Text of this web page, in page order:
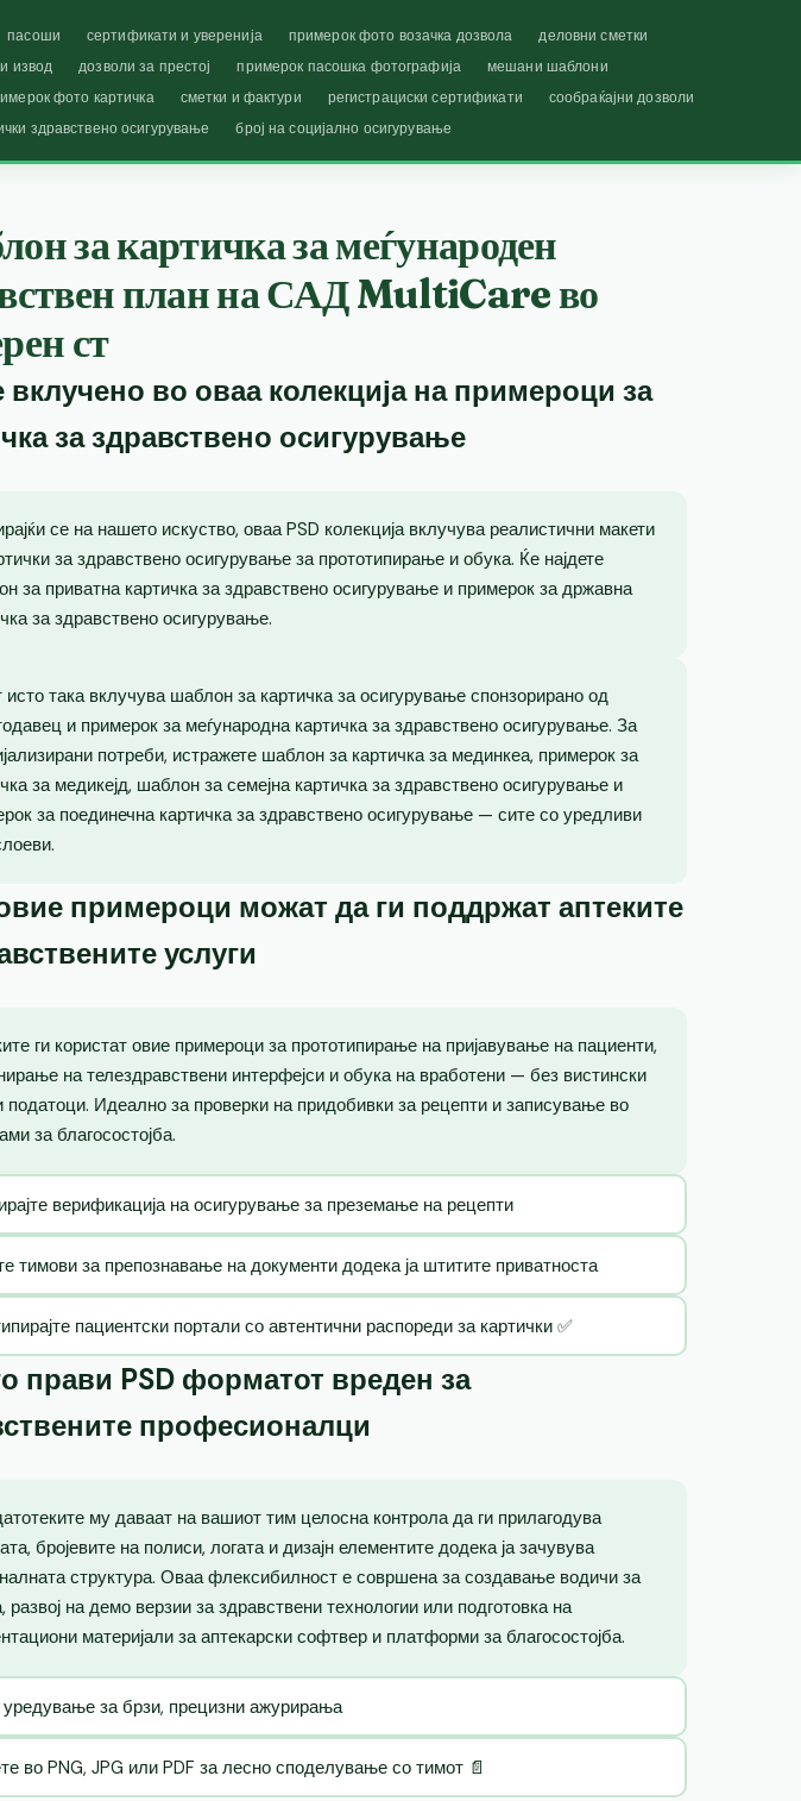
пасоши сертификати и уверенија примерок фото возачка дозвола
деловни сметки
извод дозволи за престој примерок пасошка фотографија
мешани шаблони
фото картичка сметки и фактури регистрациски сертификати
сообраќајни дозволи
здравствено осигурување број на социјално осигурување
за картичка за меѓународен
план на САД MultiCare во
ст
во оваа колекција на примероци за
за здравствено осигурување
се на нашето искуство, оваа PSD колекција вклучува реалистични макети
за здравствено осигурување за прототипирање и обука. Ќе најдете
за приватна картичка за здравствено осигурување и примерок за државна
за здравствено осигурување.
исто така вклучува шаблон за картичка за осигурување спонзорирано од
и примерок за меѓународна картичка за здравствено осигурување. За
потреби, истражете шаблон за картичка за мединкеа, примерок за
за медикејд, шаблон за семејна картичка за здравствено осигурување и
за поединечна картичка за здравствено осигурување — сите со уредливи
примероци можат да ги поддржат аптеките
услуги
ги користат овие примероци за прототипирање на пријавување на пациенти,
на телездравствени интерфејси и обука на вработени — без вистински
податоци. Идеално за проверки на придобивки за рецепти и записување во
за благосостојба.
верификација на осигурување за преземање на рецепти
тимови за препознавање на документи додека ја штитите приватноста
пациентски портали со автентични распореди за картички ✅
прави PSD форматот вреден за
професионалци
му даваат на вашиот тим целосна контрола да ги прилагодува
бројевите на полиси, логата и дизајн елементите додека ја зачувува
структура. Оваа флексибилност е совршена за создавање водичи за
развој на демо верзии за здравствени технологии или подготовка на
материјали за аптекарски софтвер и платформи за благосостојба.
уредување за брзи, прецизни ажурирања
во PNG, JPG или PDF за лесно споделување со тимот 📄